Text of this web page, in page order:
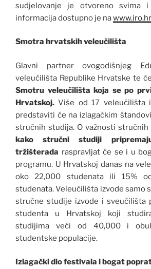
sudjelovanje je otvoreno svima i
informacija dostupno je na
Smotra hrvatskih veleučilišta
Glavni partner ovogodišnjeg
veleučilišta Republike Hrvatske te
Smotru veleučilišta koja se po
Hrvatskoj. Više od 17 veleučilišta
predstaviti će na izlagačkim
stručnih studija. O važnosti
kako stručni studiji
tržišterada raspravljat će se i u
programu. U Hrvatskoj danas na
oko 22,000 studenata ili 15%
studenata. Veleučilišta izvode samo
stručne studije izvode i sveučilišta
studenta u Hrvatskoj koji
studijima veći od 40,000 i
studentske populacije.
Izlagački dio festivala i bogat